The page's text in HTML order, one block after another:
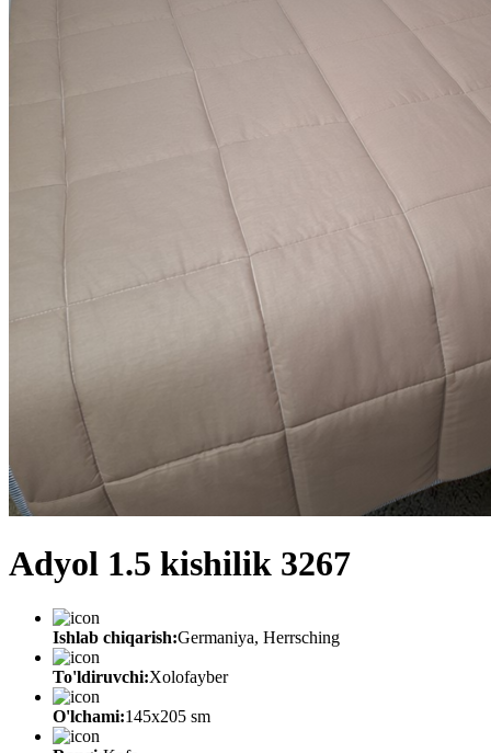
Adyol 1.5 kishilik 3267
Ishlab chiqarish:Germaniya, Herrsching
To'ldiruvchi:Xolofayber
O'lchami:145х205 sm